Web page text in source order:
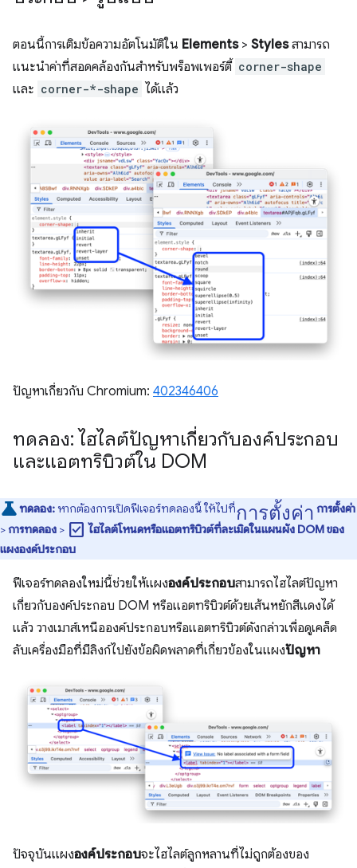
ตอนนี้การเติมข้อความอัตโนมัติใน Elements> Stylesสามารถ
แนะนำค่าที่สอดคล้องกันสำหรับพร็อพเพอร์ตี้ corner-shape
และ corner-*-shape ได้แล้ว
ปัญหาเกี่ยวกับ Chromium: 402346406
ทดลอง: ไฮไลต์ปัญหาเกี่ยวกับองค์ประกอบ
และแอตทริบิวต์ใน DOM
ทดลอง: หากต้องการเปิดฟีเจอร์ทดลองนี้ ให้ไปที่การตั้งค่า การตั้งค่า
>การทดลอง > check_box ไฮไลต์โหนดหรือแอตทริบิวต์ที่ละเมิดในแผนผัง DOM ของ
แผงองค์ประกอบ
ฟีเจอร์ทดลองใหม่นี้ช่วยให้แผงองค์ประกอบสามารถไฮไลต์ปัญหา
เกี่ยวกับองค์ประกอบ DOM หรือแอตทริบิวต์ด้วยเส้นหยักสีแดงได้
แล้ว วางเมาส์เหนือองค์ประกอบหรือแอตทริบิวต์ดังกล่าวเพื่อดูเคล็ด
ลับเครื่องมือที่มีลิงก์ไปยังข้อผิดพลาดที่เกี่ยวข้องในแผงปัญหา
ปัจจุบันแผงองค์ประกอบจะไฮไลต์ลูกหลานที่ไม่ถูกต้องของ